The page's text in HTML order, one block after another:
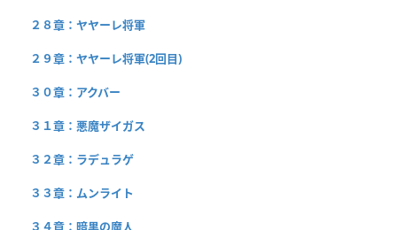
２８章：ヤヤーレ将軍
２９章：ヤヤーレ将軍(2回目)
３０章：アクバー
３１章：悪魔ザイガス
３２章：ラデュラゲ
３３章：ムンライト
３４章：暗黒の魔人